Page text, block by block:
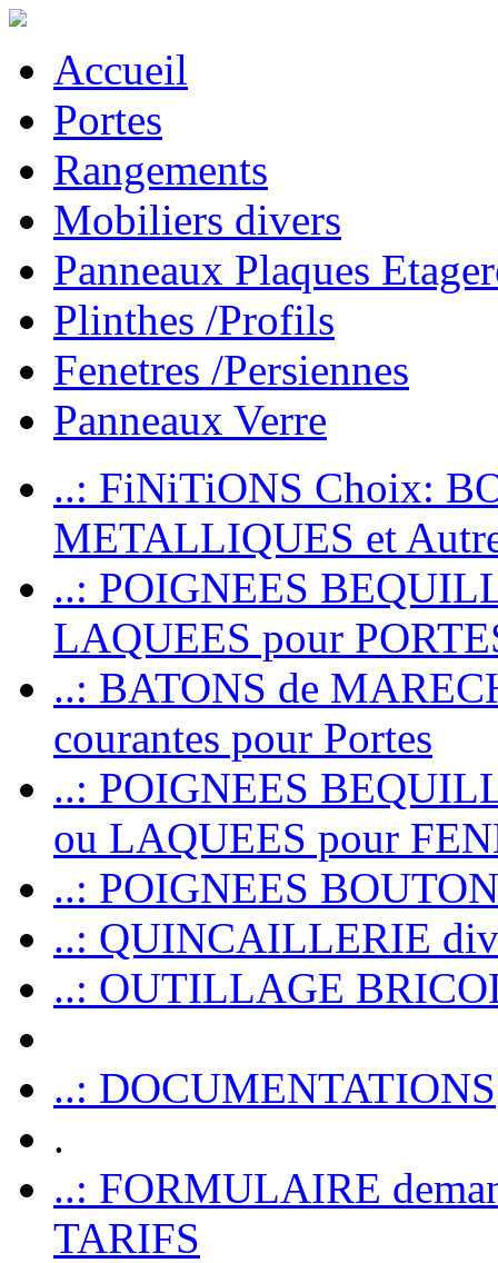
Accueil
Portes
Rangements
Mobiliers divers
Panneaux Plaques
Plinthes /Profils
Fenetres /Persiennes
Panneaux Verre
..: FiNiTiONS Choix:
METALLIQUES et
..: POIGNEES
LAQUEES pour
..: BATONS de
courantes pour Portes
..: POIGNEES
ou LAQUEES pour
..: POIGNEES
..: QUINCAILLERIE
..: OUTILLAGE
..: DOCUMENTATIONS
.
..: FORMULAIRE
TARIFS